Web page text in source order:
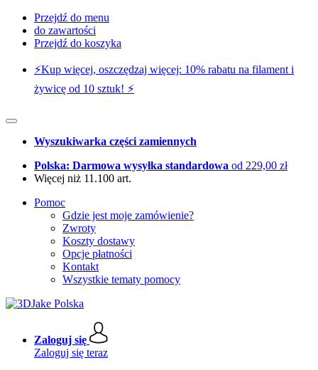
Przejdź do menu
do zawartości
Przejdź do koszyka
⚡️Kup więcej, oszczędzaj więcej: 10% rabatu na filament i
żywicę od 10 sztuk! ⚡️
Wyszukiwarka części zamiennych
Polska: Darmowa wysyłka standardowa od 229,00 zł
Więcej niż 11.100 art.
Pomoc
Gdzie jest moje zamówienie?
Zwroty
Koszty dostawy
Opcje płatności
Kontakt
Wszystkie tematy pomocy
Zaloguj się
Zaloguj się teraz